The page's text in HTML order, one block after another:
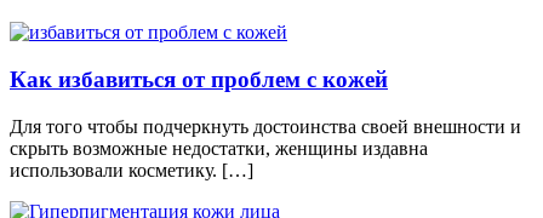
Как избавиться от проблем с кожей
Для того чтобы подчеркнуть достоинства своей внешности и
скрыть возможные недостатки, женщины издавна
использовали косметику. […]